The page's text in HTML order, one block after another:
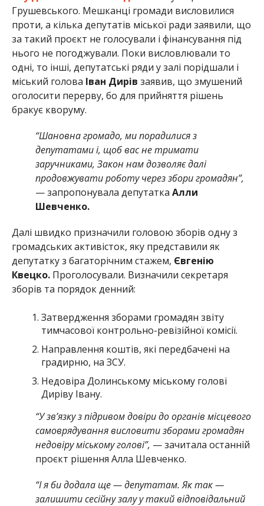
Грушевського. Мешканці громади висловилися
проти, а кілька депутатів міської ради заявили, що
за такий проєкт не голосували і фінансування під
нього не погоджували. Поки висловлювали то
одні, то інші, депутатські ряди у залі порідшали і
міський голова Іван Дирів заявив, що змушений
оголосити перерву, бо для прийняття рішень
бракує кворуму.
“Шановна громадо, ми порадилися з
депутатами і, щоб вас не тримати
заручниками, Закон нам дозволяє далі
продовжувати роботу через збори громадян”,
— запропонувала депутатка Алли
Шевченко.
Далі швидко призначили головою зборів одну з
громадських активісток, яку представили як
депутатку з багаторічним стажем, Євгенію
Квецко.Проголосували. Визначили секретаря
зборів та порядок денний:
Затвердження зборами громадян звіту
тимчасової контрольно-ревізійної комісії.
Направлення коштів, які передбачені на
градирню, на ЗСУ.
Недовіра Долинському міському голові
Диріву Івану.
“У зв’язку з підривом довіри до органів місцевого
самоврядування висловити зборами громадян
недовіру міському голові”, — зачитала останній
проєкт рішення Алла Шевченко.
“І я би додала ще — депутатам. Як так —
залишити сесійну залу у такий відповідальний